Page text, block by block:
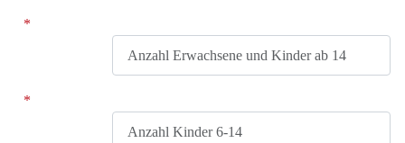
Anzahl Erwachsene und Kinder ab 14
Anzahl Kinder 6-14